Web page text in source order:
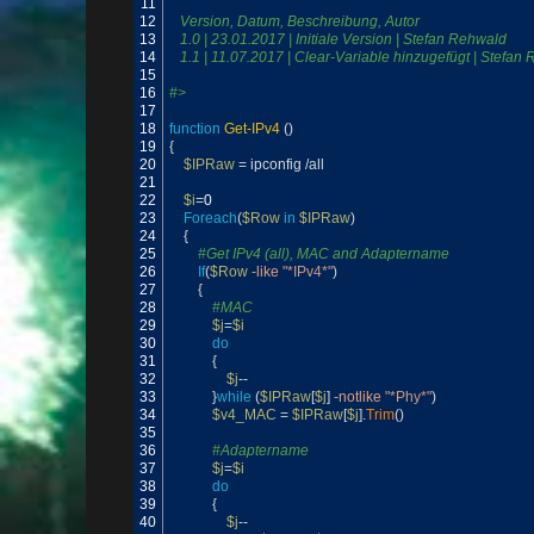
11
12
13
14
15
16
17
18
19
20
21
22
23
24
25
26
27
28
29
30
31
32
33
34
35
36
37
38
39
40
Version, Datum, Beschreibung, Autor
1.0 | 23.01.2017 | Initiale Version | Stefan Rehwald
1.1 | 11.07.2017 | Clear-Variable hinzugefügt | Stefan
#>
function Get-IPv4 ()
{
$IPRaw = ipconfig /all
$i=0
Foreach($Row in $IPRaw)
{
#Get IPv4 (all), MAC and Adaptername
If($Row -like "*IPv4*")
{
#MAC
$j=$i
do
{
$j--
}while ($IPRaw[$j] -notlike "*Phy*")
$v4_MAC = $IPRaw[$j].Trim()
#Adaptername
$j=$i
do
{
$j--